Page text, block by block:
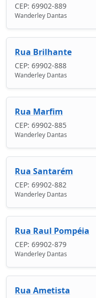
CEP: 69902-889
Wanderley Dantas
Rua Brilhante
CEP: 69902-888
Wanderley Dantas
Rua Marfim
CEP: 69902-885
Wanderley Dantas
Rua Santarém
CEP: 69902-882
Wanderley Dantas
Rua Raul Pompéia
CEP: 69902-879
Wanderley Dantas
Rua Ametista